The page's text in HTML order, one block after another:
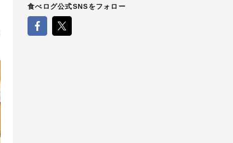
食べログ公式SNSをフォロー